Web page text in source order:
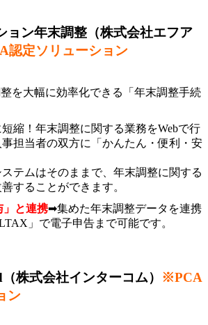
ョン年末調整（株式会社エフア
認定ソリューション
を大幅に効率化できる
「年末調整手続
縮！年末調整に関する業務をWebで行
担当者の双方に「かんたん・便利・安
テムはそのままで、年末調整に関する
することができます。
」と連携➡集めた年末調整データを連携
」で電子申告まで可能です。
株式会社インターコム） ※PCA
ン